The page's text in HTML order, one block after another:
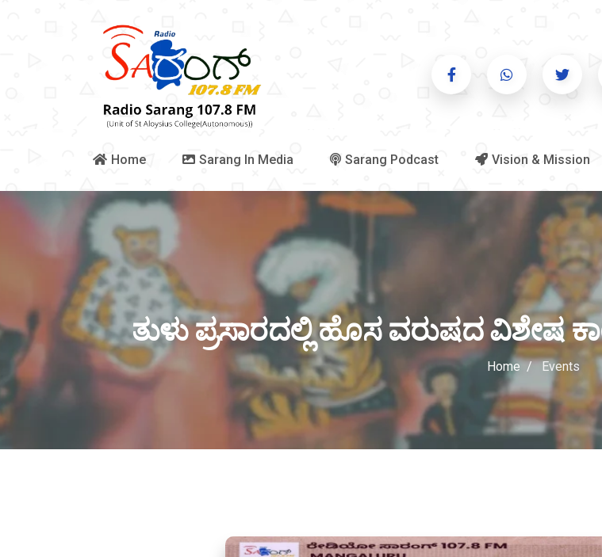
Home Sarang In Media Sarang Podcast Vision & Mission
ತುಳು ಪ್ರಸಾರದಲ್ಲಿ ಹೊಸ ವರುಷದ ವಿಶೇಷ
Home Events